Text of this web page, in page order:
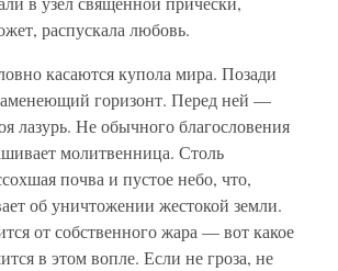
распускала любовь.
касаются купола мира. Позади
горизонт. Перед ней —
лазурь. Не обычного благословения
молитвенница. Столь
почва и пустое небо, что,
об уничтожении жестокой земли.
от собственного жара — вот какое
в этом вопле. Если не гроза, не